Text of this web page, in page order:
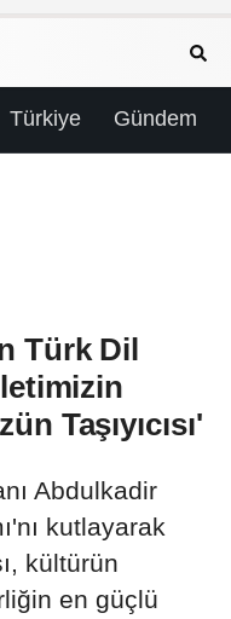
Türkiye Gündem
Türk Dil
Taşıyıcısı'
Abdulkadir
kutlayarak
kültürün
en güçlü